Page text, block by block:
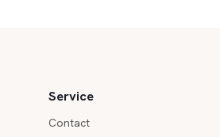
Service
Contact